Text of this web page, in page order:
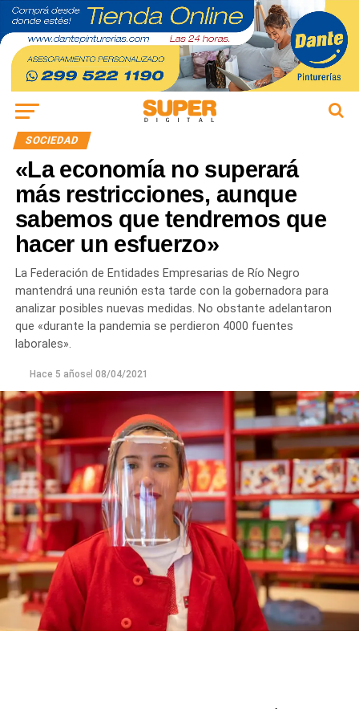
SOCIEDAD
«La economía no superará
más restricciones, aunque
sabemos que tendremos que
hacer un esfuerzo»
La Federación de Entidades Empresarias de Río Negro
mantendrá una reunión esta tarde con la gobernadora para
analizar posibles nuevas medidas. No obstante adelantaron
que «durante la pandemia se perdieron 4000 fuentes
laborales».
Hace 5 añosel 08/04/2021